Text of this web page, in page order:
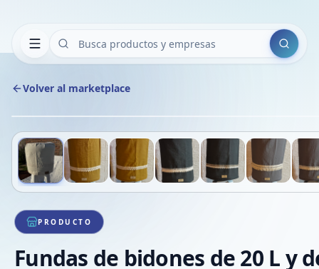
Buscar
Volver al marketplace
1/8
PRODUCTO
Fundas de bidones de 20 L y